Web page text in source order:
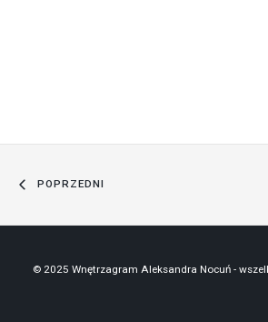
POPRZEDNI
© 2025 Wnętrzagram Aleksandra Nocuń -